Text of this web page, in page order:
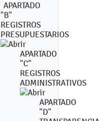
APARTADO
"B"
REGISTROS
PRESUPUESTARIOS
APARTADO
"C"
REGISTROS
ADMINISTRATIVOS
APARTADO
"D"